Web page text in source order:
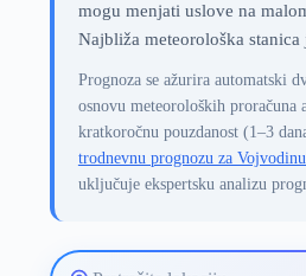
mogu menjati uslove na
Najbliža meteorološka
Prognoza se ažurira automatski
osnovu meteoroloških proračuna
kratkoročnu pouzdanost (1–3
trodnevnu prognozu za
uključuje ekspertsku analizu